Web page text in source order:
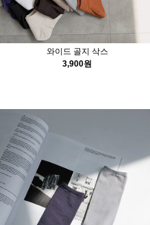
와이드 골지 삭스
3,900원